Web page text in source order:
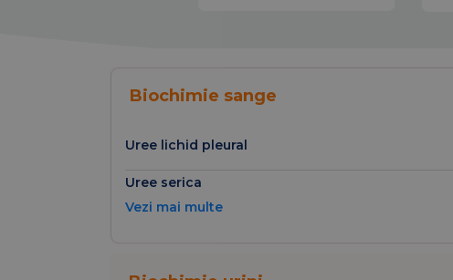
Biochimie sange
Uree lichid pleural
Uree serica
Vezi mai multe